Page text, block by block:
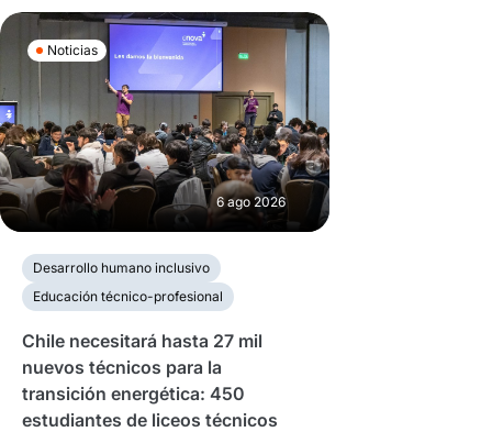
Noticias
6 ago 2026
Desarrollo humano inclusivo
Educación técnico-profesional
Chile necesitará hasta 27 mil
nuevos técnicos para la
transición energética: 450
estudiantes de liceos técnicos